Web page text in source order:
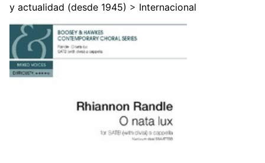
y actualidad (desde 1945) > Internacional